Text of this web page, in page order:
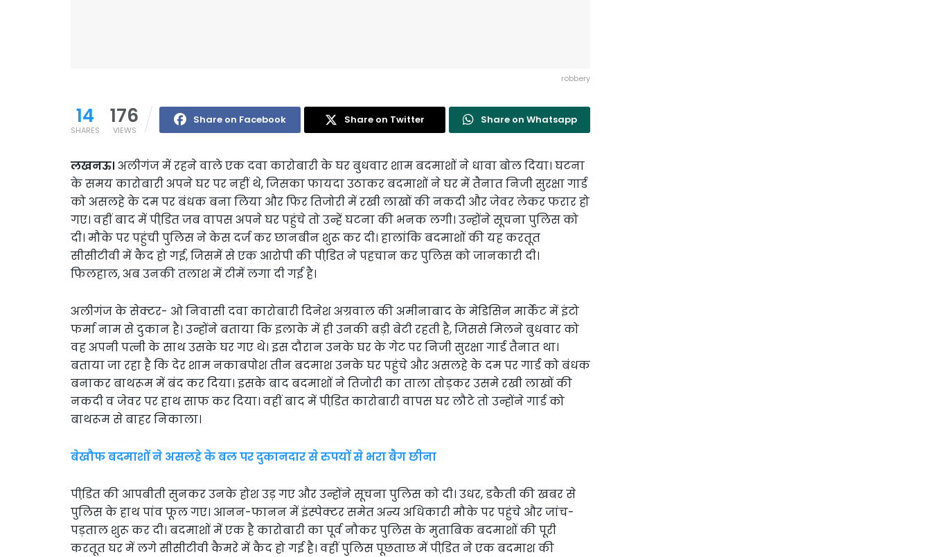
robbery
14
SHARES
176
VIEWS
Share on Facebook Share on Twitter Share on Whatsapp
लखनऊ। अलीगंज में रहने वाले एक दवा कारोबारी के घर बुधवार शाम बदमाशों ने धावा बोल दिया। घटना
के समय कारोबारी अपने घर पर नहीं थे, जिसका फायदा उठाकर बदमाशों ने घर में तैनात निजी सुरक्षा गार्ड
को असलहे के दम पर बंधक बना लिया और फिर तिजोरी में रखी लाखों की नकदी और जेवर लेकर फरार हो
गए। वहीं बाद में पीडि़त जब वापस अपने घर पहुंचे तो उन्हें घटना की भनक लगी। उन्होंने सूचना पुलिस को
दी। मौके पर पहुंची पुलिस ने केस दर्ज कर छानबीन शुरू कर दी। हालांकि बदमाशों की यह करतूत
सीसीटीवी में कैद हो गई, जिसमें से एक आरोपी की पीडि़त ने पहचान कर पुलिस को जानकारी दी।
फिलहाल, अब उनकी तलाश में टीमें लगा दी गई है।
अलीगंज के सेक्टर- ओ निवासी दवा कारोबारी दिनेश अग्रवाल की अमीनाबाद के मेडिसिन मार्केट में इंटो
फर्मा नाम से दुकान है। उन्होंने बताया कि इलाके में ही उनकी बड़ी बेटी रहती है, जिससे मिलने बुधवार को
वह अपनी पत्नी के साथ उसके घर गए थे। इस दौरान उनके घर के गेट पर निजी सुरक्षा गार्ड तैनात था।
बताया जा रहा है कि देर शाम नकाबपोश तीन बदमाश उनके घर पहुंचे और असलहे के दम पर गार्ड को बंधक
बनाकर बाथरूम में बंद कर दिया। इसके बाद बदमाशों ने तिजोरी का ताला तोड़कर उसमे रखी लाखों की
नकदी व जेवर पर हाथ साफ कर दिया। वहीं बाद में पीडि़त कारोबारी वापस घर लौटे तो उन्होंने गार्ड को
बाथरूम से बाहर निकाला।
बेखौफ बदमाशों ने असलहे के बल पर दुकानदार से रुपयों से भरा बैग छीना
पीडि़त की आपबीती सुनकर उनके होश उड़ गए और उन्होंने सूचना पुलिस को दी। उधर, डकैती की खबर से
पुलिस के हाथ पांव फूल गए। आनन-फानन में इंस्पेक्टर समेत अन्य अधिकारी मौके पर पहुंचे और जांच-
पड़ताल शुरू कर दी। बदमाशों में एक है कारोबारी का पूर्व नौकर पुलिस के मुताबिक बदमाशों की पूरी
करतूत घर में लगे सीसीटीवी कैमरे में कैद हो गई है। वहीं पुलिस पूछताछ में पीडि़त ने एक बदमाश की